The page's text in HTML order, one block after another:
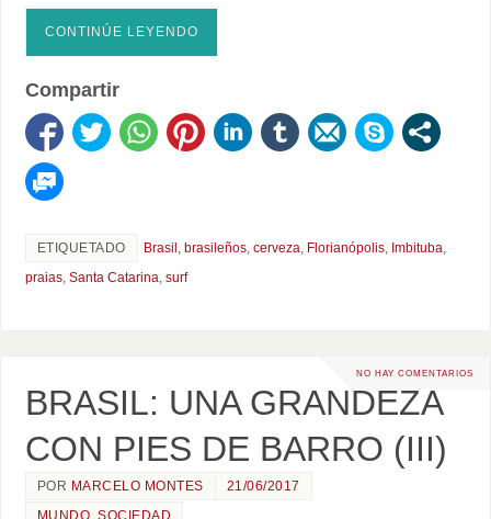
CONTINÚE LEYENDO
Compartir
ETIQUETADO Brasil , brasileños, cerveza, Florianópolis, Imbituba,
praias, Santa Catarina, surf
NO HAY COMENTARIOS
BRASIL: UNA GRANDEZA
CON PIES DE BARRO (III)
POR MARCELO MONTES
21/06/2017